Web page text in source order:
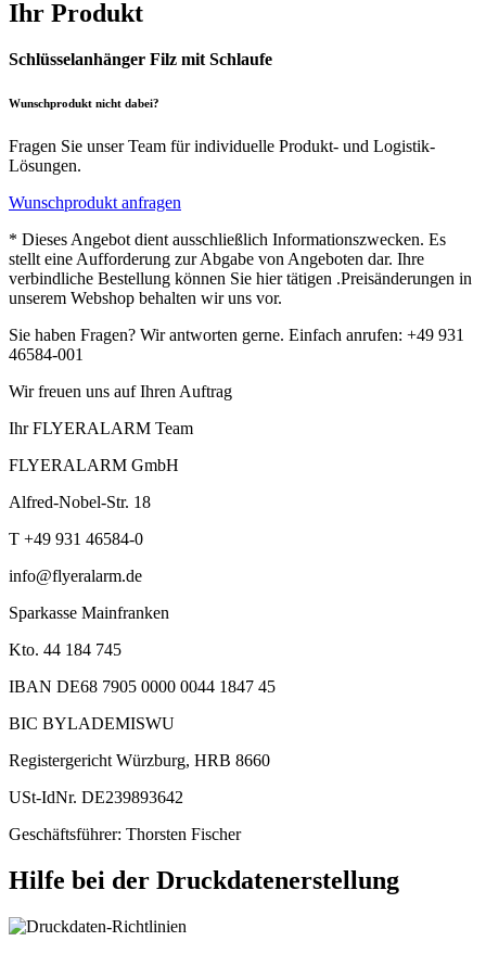
Ihr Produkt
Schlüsselanhänger Filz mit Schlaufe
Wunschprodukt nicht dabei?
Fragen Sie unser Team für individuelle Produkt- und Logistik-
Lösungen.
Wunschprodukt anfragen
* Dieses Angebot dient ausschließlich Informationszwecken. Es
stellt eine Aufforderung zur Abgabe von Angeboten dar. Ihre
verbindliche Bestellung können Sie hier tätigen .Preisänderungen in
unserem Webshop behalten wir uns vor.
Sie haben Fragen? Wir antworten gerne. Einfach anrufen: +49 931
46584-001
Wir freuen uns auf Ihren Auftrag
Ihr FLYERALARM Team
FLYERALARM GmbH
Alfred-Nobel-Str. 18
T +49 931 46584-0
info@flyeralarm.de
Sparkasse Mainfranken
Kto. 44 184 745
IBAN DE68 7905 0000 0044 1847 45
BIC BYLADEMISWU
Registergericht Würzburg, HRB 8660
USt-IdNr. DE239893642
Geschäftsführer: Thorsten Fischer
Hilfe bei der Druckdatenerstellung